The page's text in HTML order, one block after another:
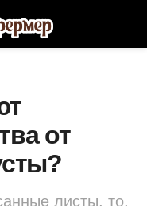
от
листы, то,